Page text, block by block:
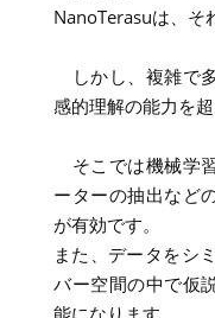
NanoTerasuは、そ
しかし、複雑で
感的理解の能力を超
そこでは機械学
ーターの抽出など
が有効です。
また、データをシ
バー空間の中で仮
能になります。